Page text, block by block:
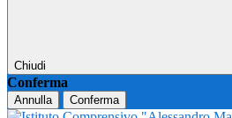
Chiudi
Conferma
Annulla Conferma